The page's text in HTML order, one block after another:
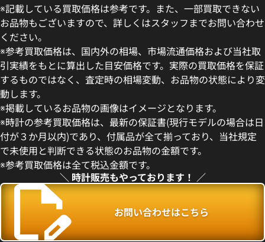
イトジャスト 41 126300 ス
格
点の参考買取価格です
ー
参考買取価格
1,727,000円
※2026年5月27日時点の参考
※記載している買取価格は参考です。また、一部買取できない
お品物もございますので、詳しくはスタッフまでお問い合わせ
ください。
※参考買取価格は、国内外の相場、市場流通価格および当社取
引実績をもとに算出した目安価格です。実際の買取価格を保証
するものではなく、査定時の相場変動、お品物の状態により変
動します。
※掲載しているお品物の画像はイメージとなります。
※時計の参考買取価格は、最新の保証書(現行モデルの場合は日
付が３か月以内)であり、付属品が全て揃っており、当社規定
で未使用と判断できる状態のお品物の金額です。
※参考買取価格は全て税込金額です。
＼ 時計販売もやっております！ ／
お問い合わせはこちら